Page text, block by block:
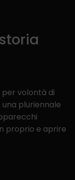
per volontà di
pluriennale
proprio e aprire